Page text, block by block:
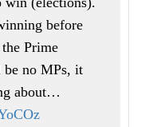
before
Prime
no MPs, it
about…